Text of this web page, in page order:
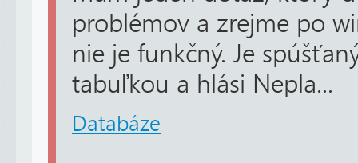
problémov a zrejme po
nie je funkčný. Je
tabuľkou a hlási Nepla...
Databáze